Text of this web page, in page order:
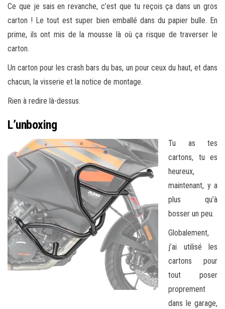
Ce que je sais en revanche, c’est que tu reçois ça dans un gros
carton ! Le tout est super bien emballé dans du papier bulle. En
prime, ils ont mis de la mousse là où ça risque de traverser le
carton.
Un carton pour les crash bars du bas, un pour ceux du haut, et dans
chacun, la visserie et la notice de montage.
Rien à redire là-dessus.
L’unboxing
Tu as tes
cartons, tu es
heureux,
maintenant, y a
plus qu’à
bosser un peu.
Globalement,
j’ai utilisé les
cartons pour
tout poser
proprement
dans le garage,